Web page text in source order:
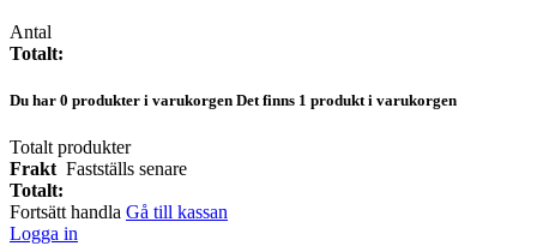
Antal
Totalt:
Du har 0 produkter i varukorgen Det finns 1 produkt i varukorgen
Totalt produkter
Frakt Fastställs senare
Totalt:
Fortsätt handla Gå till kassan
Logga in